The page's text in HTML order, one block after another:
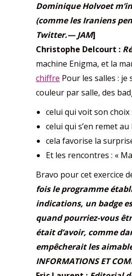
Dominique Holvoet
(comme les Iraniens
Twitter.— JAM]
Christophe Delcourt :
machine Enigma, et la
chiffre Pour les salles : je
couleur par salle, des
celui qui voit son
celui qui s’en remet
cela favorise la
Et les rencontres : «
Bravo pour cet exercice
fois le programme
indications, un badge
quand pourriez-vous
était d’avoir, comme
empêcherait les
INFORMATIONS ET